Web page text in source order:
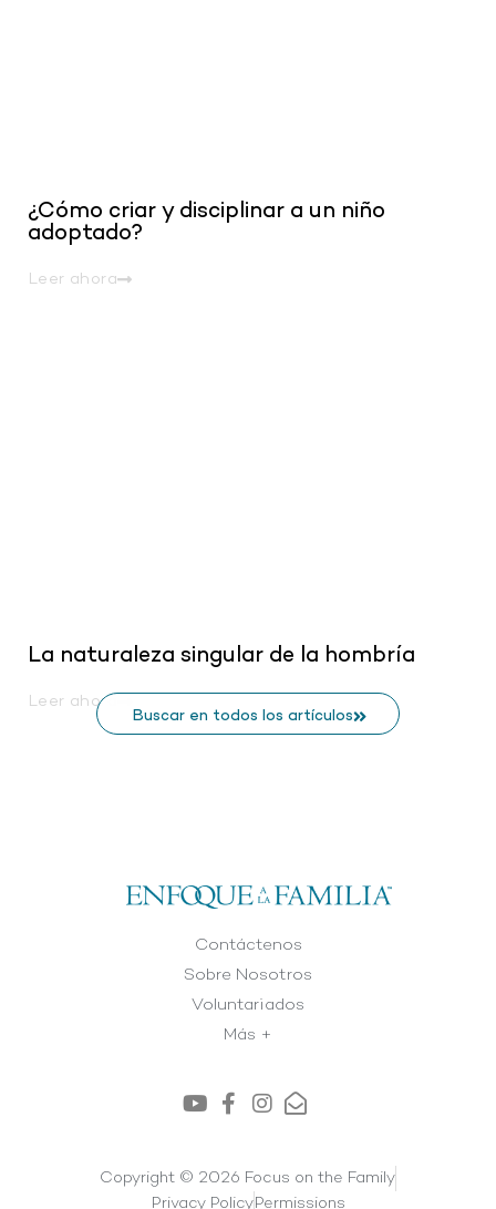
¿Cómo criar y disciplinar a un niño
adoptado?
Leer ahora
La naturaleza singular de la hombría
Leer ahora
Buscar en todos los artículos
Contáctenos
Sobre Nosotros
Voluntariados
Más +
Copyright © 2026 Focus on the Family
Privacy PolicyPermissions